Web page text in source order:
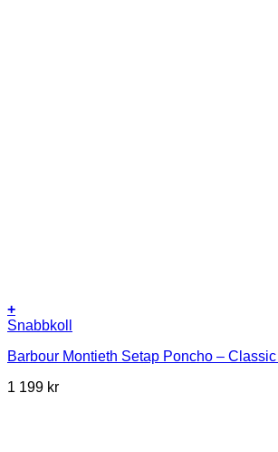
+
Snabbkoll
Barbour Montieth Setap Poncho – Classic
1 199 kr